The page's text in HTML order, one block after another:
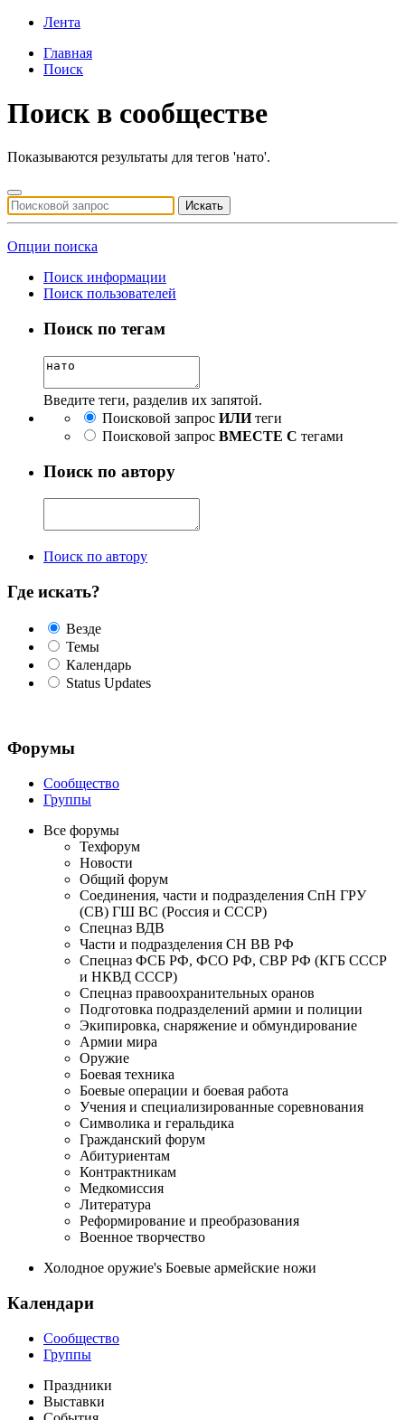
Лента
Главная
Поиск
Поиск в сообществе
Показываются результаты для тегов 'нато'.
Искать
Опции поиска
Поиск информации
Поиск пользователей
Поиск по тегам
Введите теги, разделив их запятой.
Поисковой запрос ИЛИтеги
Поисковой запрос ВМЕСТЕ С тегами
Поиск по автору
Поиск по автору
Где искать?
Везде
Темы
Календарь
Status Updates
Форумы
Сообщество
Группы
Все форумы
Техфорум
Новости
Общий форум
Соединения, части и подразделения СпН ГРУ
(СВ) ГШ ВС (Россия и СССР)
Спецназ ВДВ
Части и подразделения СН ВВ РФ
Спецназ ФСБ РФ, ФСО РФ, СВР РФ (КГБ СССР
и НКВД СССР)
Спецназ правоохранительных оранов
Подготовка подразделений армии и полиции
Экипировка, снаряжение и обмундирование
Армии мира
Оружие
Боевая техника
Боевые операции и боевая работа
Учения и специализированные соревнования
Символика и геральдика
Гражданский форум
Абитуриентам
Контрактникам
Медкомиссия
Литература
Реформирование и преобразования
Военное творчество
Холодное оружие's Боевые армейские ножи
Календари
Сообщество
Группы
Праздники
Выставки